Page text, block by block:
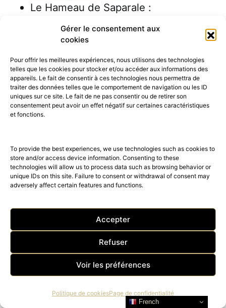
Gérer le consentement aux
cookies
Pour offrir les meilleures expériences, nous utilisons des technologies
telles que les cookies pour stocker et/ou accéder aux informations des
appareils. Le fait de consentir à ces technologies nous permettra de
traiter des données telles que le comportement de navigation ou les ID
uniques sur ce site. Le fait de ne pas consentir ou de retirer son
consentement peut avoir un effet négatif sur certaines caractéristiques
et fonctions.
To provide the best experiences, we use technologies such as cookies to
store and/or access device information. Consenting to these
technologies will allow us to process data such as browsing behavior or
unique IDs on this site. Failure to consent or withdrawal of consent may
adversely affect certain features and functions.
Accepter
Refuser
Voir les préférences
Politique de cookiesPage de confidentialité
Le Hameau de Saparale :
www.lehameaudesaparale.com
French